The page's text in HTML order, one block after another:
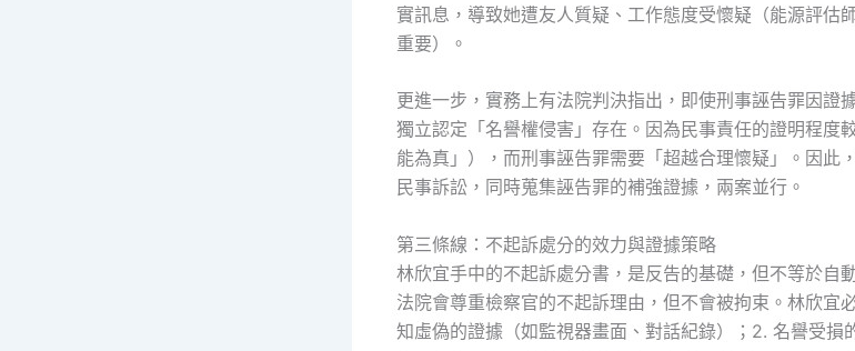
實訊息，導致她遭友人質疑、工作態度受懷疑（能源評估
重要）。
更進一步，實務上有法院判決指出，即使刑事誣告罪因證
獨立認定「名譽權侵害」存在。因為民事責任的證明程度
能為真」），而刑事誣告罪需要「超越合理懷疑」。因此
民事訴訟，同時蒐集誣告罪的補強證據，兩案並行。
第三條線：不起訴處分的效力與證據策略
林欣宜手中的不起訴處分書，是反告的基礎，但不等於自
法院會尊重檢察官的不起訴理由，但不會被拘束。林欣宜
知虛偽的證據（如監視器畫面、對話紀錄）；2. 名譽受損